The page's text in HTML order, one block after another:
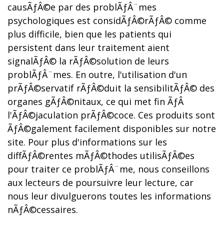
causÃƒÂ©e par des problÃƒÂ¨mes
psychologiques est considÃƒÂ©rÃƒÂ© comme
plus difficile, bien que les patients qui
persistent dans leur traitement aient
signalÃƒÂ© la rÃƒÂ©solution de leurs
problÃƒÂ¨mes. En outre, l'utilisation d'un
prÃƒÂ©servatif rÃƒÂ©duit la sensibilitÃƒÂ© des
organes gÃƒÂ©nitaux, ce qui met fin ÃƒÂ
l'ÃƒÂ©jaculation prÃƒÂ©coce. Ces produits sont
ÃƒÂ©galement facilement disponibles sur notre
site. Pour plus d'informations sur les
diffÃƒÂ©rentes mÃƒÂ©thodes utilisÃƒÂ©es
pour traiter ce problÃƒÂ¨me, nous conseillons
aux lecteurs de poursuivre leur lecture, car
nous leur divulguerons toutes les informations
nÃƒÂ©cessaires.